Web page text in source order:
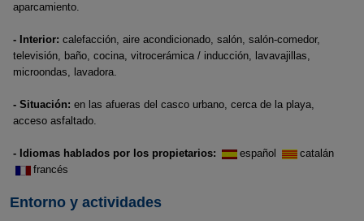
aparcamiento.
- Interior: calefacción, aire acondicionado, salón, salón-comedor,
televisión, baño, cocina, vitrocerámica / inducción, lavavajillas,
microondas, lavadora.
- Situación: en las afueras del casco urbano, cerca de la playa,
acceso asfaltado.
- Idiomas hablados por los propietarios: español
catalán
francés
Entorno y actividades